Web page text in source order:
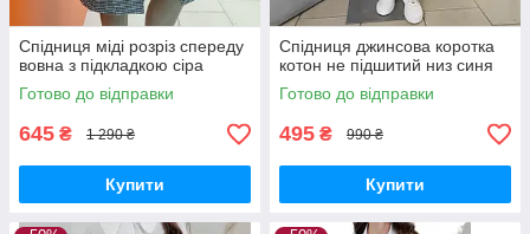
Спідниця міді розріз спереду
вовна з підкладкою сіра
Готово до відправки
645 ₴ 1 290 ₴
Купити
Спідниця джинсова коротка
котон не підшитий низ синя
Готово до відправки
495 ₴ 990 ₴
Купити